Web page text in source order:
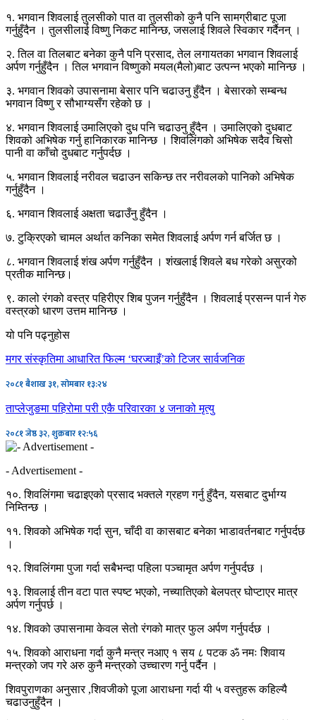
१. भगवान शिवलाई तुलसीको पात वा तुलसीको कुनै पनि सामग्रीबाट पूजा
गर्नुहुँदैन । तुलसीलाई विष्णु निकट मानिन्छ, जसलाई शिवले स्विकार गर्दैनन् ।
२. तिल वा तिलबाट बनेका कुनै पनि प्रसाद, तेल लगायतका भगवान शिवलाई
अर्पण गर्नुहुँदैन । तिल भगवान विष्णुको मयल(मैलो)बाट उत्पन्न भएको मानिन्छ ।
३. भगवान शिवको उपासनामा बेसार पनि चढाउनु हुँदैन । बेसारको सम्बन्ध
भगवान विष्णु र सौभाग्यसँग रहेको छ ।
४. भगवान शिवलाई उमालिएको दुध पनि चढाउनु हुँदैन । उमालिएको दुधबाट
शिवको अभिषेक गर्नु हानिकारक मानिन्छ । शिवलिंगको अभिषेक सदैव चिसो
पानी वा काँचो दुधबाट गर्नुपर्दछ ।
५. भगवान शिवलाई नरीवल चढाउन सकिन्छ तर नरीवलको पानिको अभिषेक
गर्नुहुँदैन ।
६. भगवान शिवलाई अक्षता चढाउँनु हुँदैन ।
७. टुक्रिएको चामल अर्थात कनिका समेत शिवलाई अर्पण गर्न बर्जित छ ।
८. भगवान शिवलाई शंख अर्पण गर्नुहुँदैन । शंखलाई शिवले बध गरेको असुरको
प्रतीक मानिन्छ।
९. कालो रंगको वस्त्र पहिरीएर शिब पुजन गर्नुहुँदैन । शिवलाई प्रसन्न पार्न गेरु
वस्त्रको धारण उत्तम मानिन्छ ।
यो पनि पढ्नुहोस
मगर संस्कृतिमा आधारित फिल्म ‘घरज्वाइँ’को टिजर सार्वजनिक
२०८१ बैशाख ३१, सोमबार १३:२४
ताप्लेजुङमा पहिरोमा परी एकै परिवारका ४ जनाको मृत्यु
२०८१ जेष्ठ ३२, शुक्रबार १२:५६
- Advertisement -
१०. शिवलिंगमा चढाइएको प्रसाद भक्तले ग्रहण गर्नु हुँदैन, यसबाट दुर्भाग्य
निम्तिन्छ ।
११. शिवको अभिषेक गर्दा सुन, चाँदी वा कासबाट बनेका भाडावर्तनबाट गर्नुपर्दछ
।
१२. शिवलिंगमा पुजा गर्दा सबैभन्दा पहिला पञ्चामृत अर्पण गर्नुपर्दछ ।
१३. शिवलाई तीन वटा पात स्पष्ट भएको, नच्यातिएको बेलपत्र घोप्टाएर मात्र
अर्पण गर्नुपर्छ ।
१४. शिवको उपासनामा केवल सेतो रंगको मात्र फुल अर्पण गर्नुपर्दछ ।
१५. शिवको आराधना गर्दा कुनै मन्त्र नआए १ सय ८ पटक ॐ नमः शिवाय
मन्त्रको जप गरे अरु कुनै मन्त्रको उच्चारण गर्नु पर्दैन ।
शिवपुराणका अनुसार ,शिवजीको पूजा आराधना गर्दा यी ५ वस्तुहरू कहिल्यै
चढाउनुहुँदैन ।